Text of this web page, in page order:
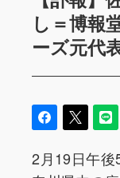
し＝博報
ーズ元代
2月19日午